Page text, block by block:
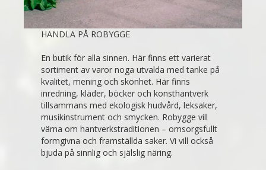
HANDLA PÅ ROBYGGE
En butik för alla sinnen. Här finns ett varierat
sortiment av varor noga utvalda med tanke på
kvalitet, mening och skönhet. Här finns
inredning, kläder, böcker och konsthantverk
tillsammans med ekologisk hudvård, leksaker,
musikinstrument och smycken. Robygge vill
värna om hantverkstraditionen – omsorgsfullt
formgivna och framställda saker. Vi vill också
bjuda på sinnlig och själslig näring.